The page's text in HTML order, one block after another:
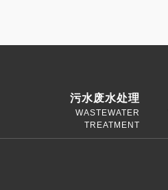
污水废水处理
WASTEWATER
TREATMENT